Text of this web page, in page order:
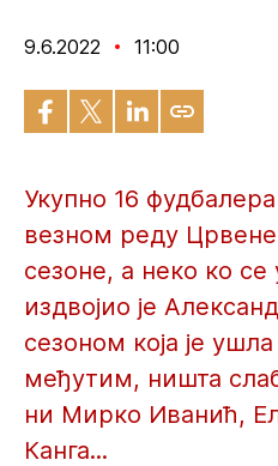
9.6.2022 11:00
Укупно 16
везном реду
сезоне, а неко ко се
издвојио је
сезоном која је ушла
међутим, ништа
ни Мирко Иванић,
Канга...